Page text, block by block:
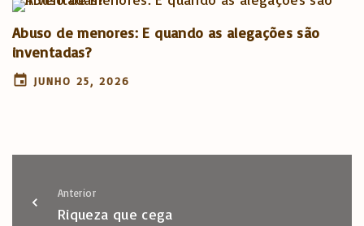
Abuso de menores: E quando as alegações são
inventadas?
JUNHO 25, 2026
Anterior
Riqueza que cega